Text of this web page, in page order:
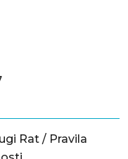
Rat / Pravila